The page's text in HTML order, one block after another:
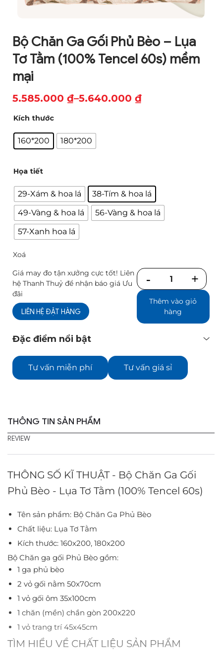
Bộ Chăn Ga Gối Phủ Bèo – Lụa
Tơ Tằm (100% Tencel 60s) mềm
mại
5.585.000 ₫–5.640.000 ₫
từ
đến
5.640.000 ₫
Kích thước
160*200 180*200
Họa tiết
29-Xám & hoa lá
38-Tím & hoa lá
49-Vàng & hoa lá
56-Vàng & hoa lá
57-Xanh hoa lá
Xoá
Giá may đo tận xưởng cực tốt! Liên
hệ Thanh Thuỷ để nhận báo giá Ưu
đãi
LIÊN HỆ ĐẶT HÀNG
Số
lượng
Thêm vào giỏ
hàng
Đặc điểm nổi bật
Tư vấn miễn phí Tư vấn giá sỉ
THÔNG TIN SẢN PHẨM
REVIEW
THÔNG SỐ KĨ THUẬT - Bộ Chăn Ga Gối
Phủ Bèo - Lụa Tơ Tằm (100% Tencel 60s)
Tên sản phẩm: Bộ Chăn Ga Phủ Bèo
Chất liệu: Lụa Tơ Tằm
Kích thước: 160x200, 180x200
Bộ Chăn ga gối Phủ Bèo gồm:
1 ga phủ bèo
2 vỏ gối nằm 50x70cm
1 vỏ gối ôm 35x100cm
1 chăn (mền) chần gòn 200x220
1 vỏ trang trí 45x45cm
TÌM HIỂU VỀ CHẤT LIỆU SẢN PHẨM